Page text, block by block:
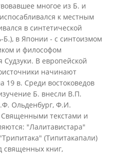
многое из Б. и
к местным
в синтетической
в Японии - с синтоизмом
и философом
Судзуки. В европейской
начинают
19 в. Среди востоковедов
Б. внесли В.П.
Ольденбург, Ф.И.
текстами и
"Лалитавистара"
(Типитакапали)
священных книг,